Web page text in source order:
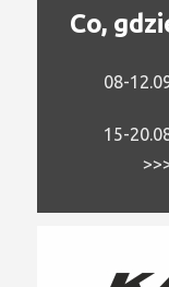
Co,
08-
15-